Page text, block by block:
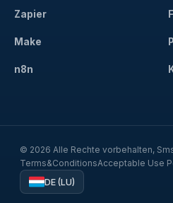
Zapier
Make
n8n
© 2026 Alle Rechte vorbehalten,
Terms&ConditionsAcceptable Use
DE (LU)